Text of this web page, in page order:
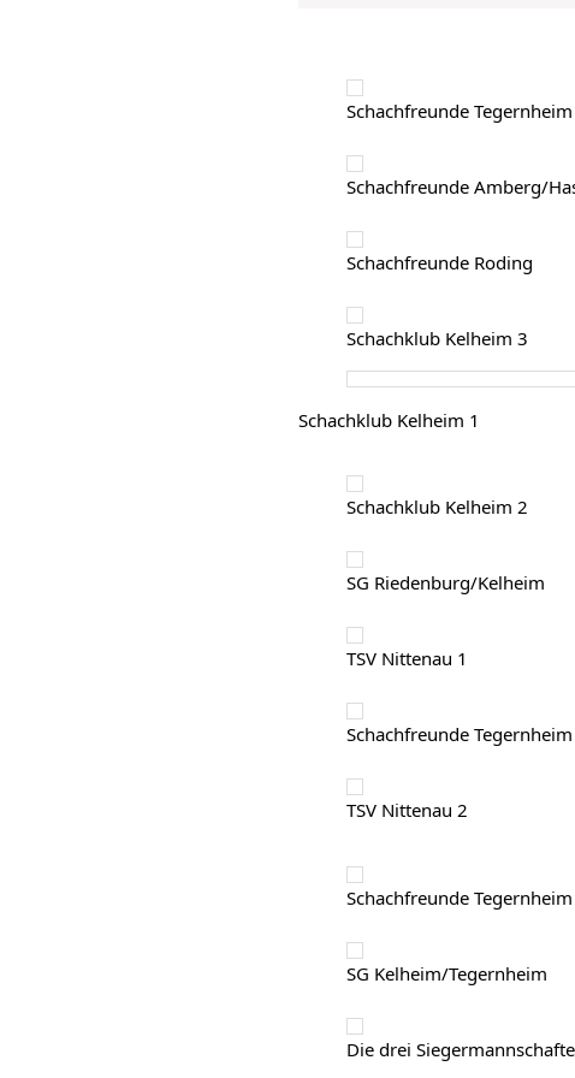
Schachfreunde Tegernheim
Schachfreunde Amberg/
Schachfreunde Roding
Schachklub Kelheim 3
Schachklub Kelheim 1
Schachklub Kelheim 2
SG Riedenburg/Kelheim
TSV Nittenau 1
Schachfreunde
TSV Nittenau 2
Schachfreunde
SG Kelheim/Tegernheim
Die drei